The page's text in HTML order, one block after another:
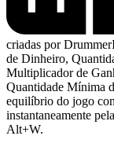
criadas por
de Dinheiro,
Multiplicador de
Quantidade Mínima
equilíbrio do jogo
instantaneamente
Alt+W.